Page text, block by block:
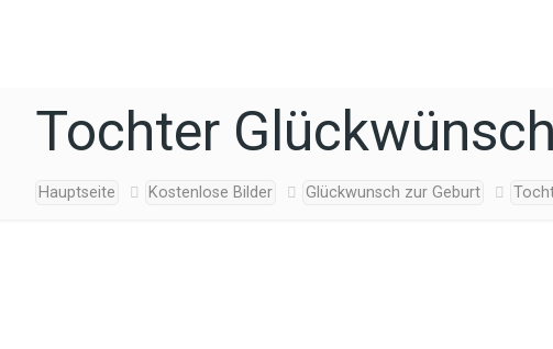
Tochter
Hauptseite Kostenlose Bilder Glückwunsch zur Geburt